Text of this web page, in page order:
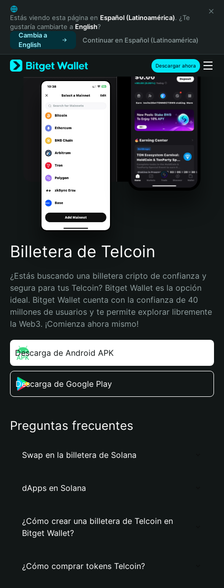
English
日本語
Tiếng Việt
Русский
Español (Latinoamérica)
Türkçe
Italiano
Português (Portugal)
Bahasa Indonesia
Português (Brasil)
Español (Argentina)
Estás viendo esta página en Español (Latinoamérica). ¿Te
gustaría cambiarte a English?
Cambia a
English
Continuar en Español (Latinoamérica)
Descargar ahora
Billetera de Telcoin
¿Estás buscando una billetera cripto de confianza y
segura para tus Telcoin? Bitget Wallet es la opción
ideal. Bitget Wallet cuenta con la confianza de 40
millones de usuarios y te permite explorar libremente
la Web3. ¡Comienza ahora mismo!
Descarga de Android APK
Descarga de Google Play
Preguntas frecuentes
Swap en la billetera de Solana
dApps en Solana
¿Cómo crear una billetera de Telcoin en
Bitget Wallet?
¿Cómo comprar tokens Telcoin?